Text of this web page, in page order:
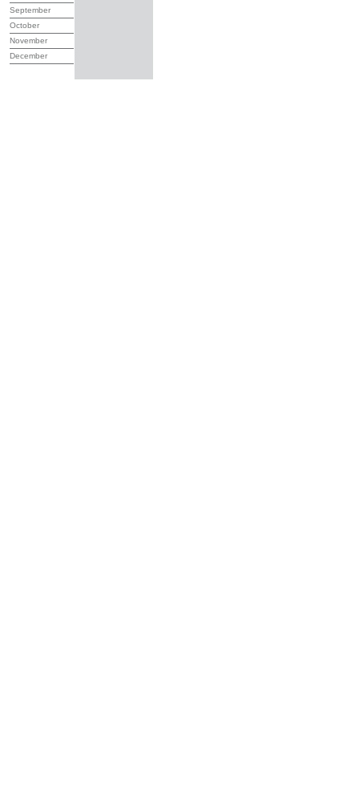
September
October
November
December